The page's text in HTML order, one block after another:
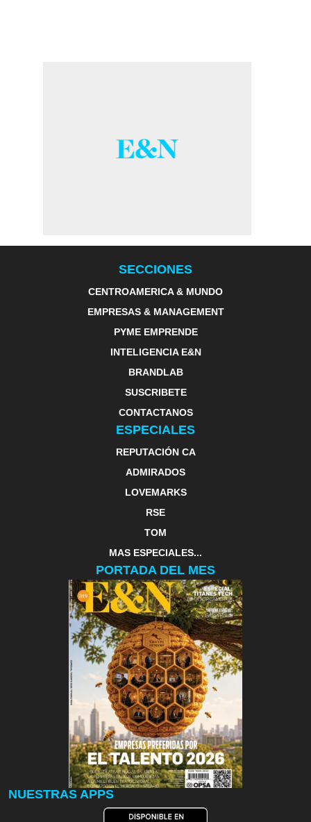
SECCIONES
CENTROAMERICA & MUNDO
EMPRESAS & MANAGEMENT
PYME EMPRENDE
INTELIGENCIA E&N
BRANDLAB
SUSCRIBETE
CONTACTANOS
ESPECIALES
REPUTACIÓN CA
ADMIRADOS
LOVEMARKS
RSE
TOM
MAS ESPECIALES...
PORTADA DEL MES
NUESTRAS APPS